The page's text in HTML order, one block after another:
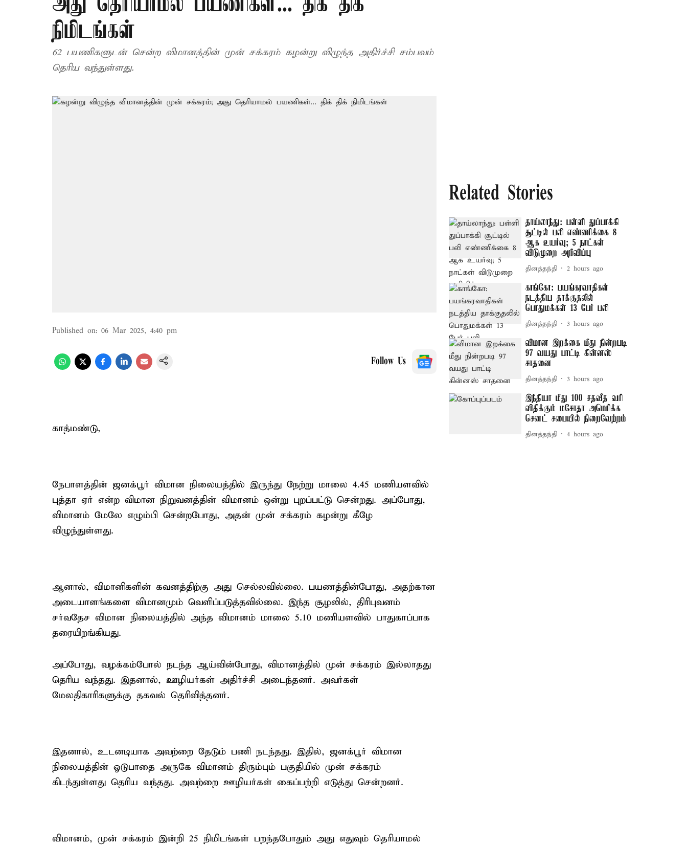
நிமிடங்கள்
62 பயணிகளுடன் சென்ற விமானத்தின் முன் சக்கரம் கழன்று விழுந்த அதிர்ச்சி சம்பவம்
தெரிய வந்துள்ளது.
Published on: 06 Mar 2025, 4:40 pm
Follow Us
காத்மண்டு,
நேபாளத்தின் ஜனக்பூர் விமான நிலையத்தில் இருந்து நேற்று மாலை 4.45 மணியளவில்
புத்தா ஏர் என்ற விமான நிறுவனத்தின் விமானம் ஒன்று புறப்பட்டு சென்றது. அப்போது,
விமானம் மேலே எழும்பி சென்றபோது, அதன் முன் சக்கரம் கழன்று கீழே
விழுந்துள்ளது.
ஆனால், விமானிகளின் கவனத்திற்கு அது செல்லவில்லை. பயணத்தின்போது, அதற்கான
அடையாளங்களை விமானமும் வெளிப்படுத்தவில்லை. இந்த சூழலில், திரிபுவனம்
சர்வதேச விமான நிலையத்தில் அந்த விமானம் மாலை 5.10 மணியளவில் பாதுகாப்பாக
தரையிறங்கியது.
அப்போது, வழக்கம்போல் நடந்த ஆய்வின்போது, விமானத்தில் முன் சக்கரம் இல்லாதது
தெரிய வந்தது. இதனால், ஊழியர்கள் அதிர்ச்சி அடைந்தனர். அவர்கள்
மேலதிகாரிகளுக்கு தகவல் தெரிவித்தனர்.
இதனால், உடனடியாக அவற்றை தேடும் பணி நடந்தது. இதில், ஜனக்பூர் விமான
நிலையத்தின் ஓடுபாதை அருகே விமானம் திரும்பும் பகுதியில் முன் சக்கரம்
கிடந்துள்ளது தெரிய வந்தது. அவற்றை ஊழியர்கள் கைப்பற்றி எடுத்து சென்றனர்.
விமானம், முன் சக்கரம் இன்றி 25 நிமிடங்கள் பறந்தபோதும் அது எதுவும் தெரியாமல்
Related Stories
தாய்லாந்து: பள்ளி துப்பாக்கி
சூட்டில் பலி எண்ணிக்கை 8
ஆக உயர்வு; 5 நாட்கள்
விடுமுறை அறிவிப்பு
தினத்தந்தி 2 hours ago
காங்கோ: பயங்கரவாதிகள்
நடத்திய தாக்குதலில்
பொதுமக்கள் 13 பேர் பலி
தினத்தந்தி 3 hours ago
விமான இறக்கை மீது நின்றபடி
97 வயது பாட்டி கின்னஸ்
சாதனை
தினத்தந்தி 3 hours ago
இந்தியா மீது 100 சதவீத வரி
விதிக்கும் மசோதா அமெரிக்க
செனட் சபையில் நிறைவேற்றம்
தினத்தந்தி 4 hours ago